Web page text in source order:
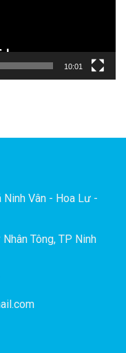
10:01
Ninh Vân - Hoa Lư -
Tông, TP Ninh